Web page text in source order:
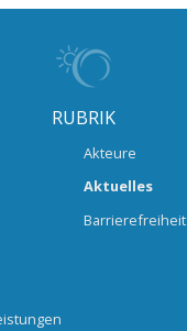
RUBRIK
Akteure
Aktuelles
Barrierefreiheit